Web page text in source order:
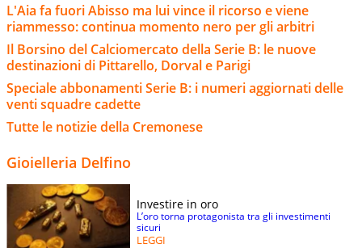
L'Aia fa fuori Abisso ma lui vince il ricorso e viene
riammesso: continua momento nero per gli arbitri
Il Borsino del Calciomercato della Serie B: le nuove
destinazioni di Pittarello, Dorval e Parigi
Speciale abbonamenti Serie B: i numeri aggiornati delle
venti squadre cadette
Tutte le notizie della Cremonese
Gioielleria Delfino
Investire in oro
L’oro torna protagonista tra gli investimenti
sicuri
LEGGI